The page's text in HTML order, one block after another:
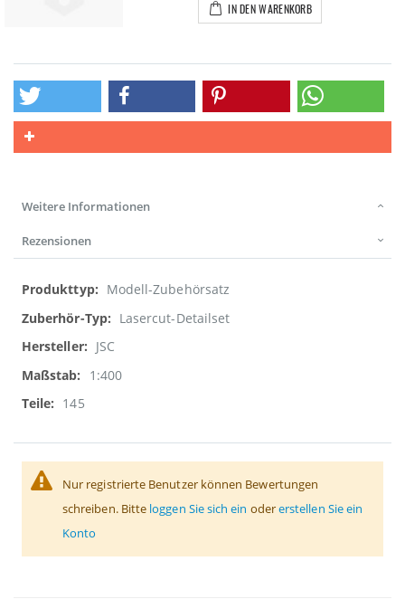
IN DEN WARENKORB
Weitere Informationen
Rezensionen
Weitere
Informationen
Modell-Zubehörsatz
Lasercut-Detailset
JSC
1:400
145
Nur registrierte Benutzer können Bewertungen
schreiben. Bitte loggen Sie sich ein odererstellen Sie ein
Konto